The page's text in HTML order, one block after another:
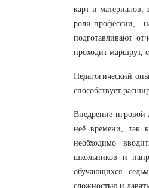
карт и материалов,
роли-профессии,
подготавливают
проходит маршрут,
Педагогический
способствует
Внедрение игровой
неё времени, так
необходимо
школьников и
обучающихся
сложностью и